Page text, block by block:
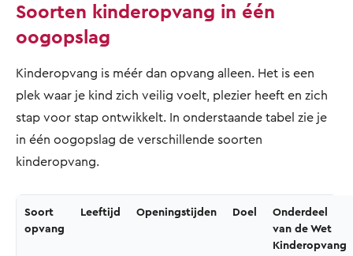
Soorten kinderopvang in één
oogopslag
Kinderopvang is méér dan opvang alleen. Het is een
plek waar je kind zich veilig voelt, plezier heeft en zich
stap voor stap ontwikkelt. In onderstaande tabel zie je
in één oogopslag de verschillende soorten
kinderopvang.
Soort
opvang
Leeftijd Openingstijden Doel
Onderdeel
van de Wet
Kinderopvang